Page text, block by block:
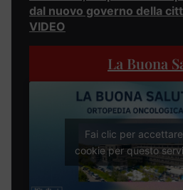
dal nuovo governo della
VIDEO
La Buona
Fai clic per
cookie per questo